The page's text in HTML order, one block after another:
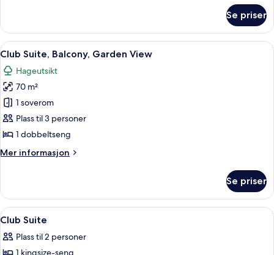
–
club,
balkong,
hageutsikt
Se priser
Åpne
alle
bildene
av
Club
Suite,
Balcony,
View
Club Suite, Balcony, Garden View |
4
Club Suite, Balcony, Garden View
Hageutsikt
70 m²
1 soverom
Plass til 3 personer
1 dobbeltseng
Mer informasjon
Mer
Suite,
Balcony,
Garden
Se priser
Åpne
alle
bildene
Minibar, safe på rommet, skrivebord
4
Club Suite
Plass til 2 personer
1 kingsize-seng